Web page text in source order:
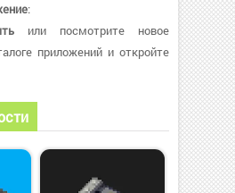
:
или посмотрите новое
приложений и откройте